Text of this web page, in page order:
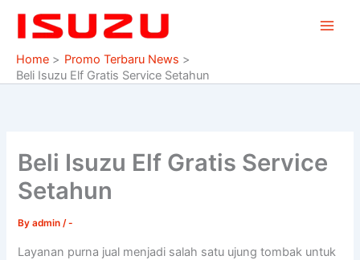
Home
Promo Terbaru News
Beli Isuzu Elf Gratis Service Setahun
Beli Isuzu Elf Gratis Service
Setahun
Byadmin /-
Layanan purna jual menjadi salah satu ujung tombak untuk